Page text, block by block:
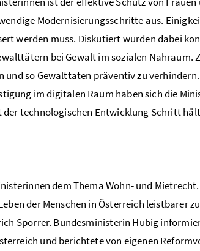
Modernisierungsschritte aus.
werden muss. Diskutiert wurden dabei
bei Gewalt im sozialen Nahraum.
und so Gewalttaten präventiv zu
im digitalen Raum haben sich die
der technologischen Entwicklung Schritt
dem Thema Wohn- und
der Menschen in Österreich leistbarer
Sporrer. Bundesministerin Hubig
und berichtete von eigenen